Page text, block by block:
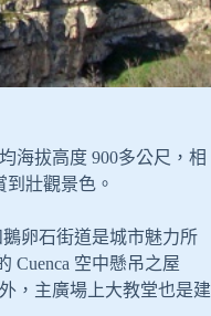
海拔高度 900多公尺，相
壯觀景色。
鵝卵石街道是城市魅力所
Cuenca 空中懸吊之屋
，主廣場上大教堂也是建